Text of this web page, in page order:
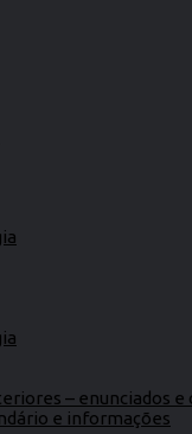
– enunciados
e informações